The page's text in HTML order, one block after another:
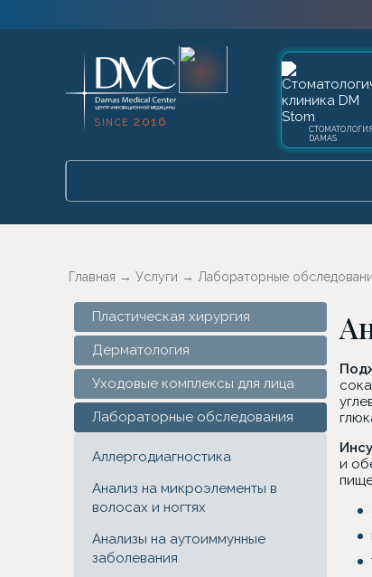
SINCE 2016
СТОМАТОЛОГИЯ
DAMAS
Главная → Услуги → Лабораторные
Пластическая хирургия
Дерматология
Уходовые комплексы для лица
Лабораторные обследования
Аллергодиагностика
Анализ на микроэлементы в
волосах и ногтях
Анализы на аутоиммунные
заболевания
и